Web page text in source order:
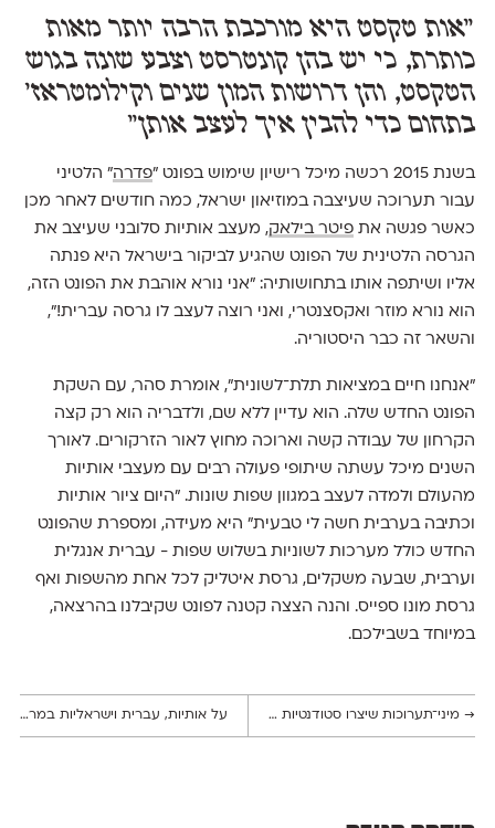
״אות טקסט היא מורכבת הרבה יותר מאות
כותרת, כי יש בהן קונטרסט וצבע שונה בגוש
הטקסט, והן דרושות המון שנים וקילומטראז׳
בתחום כדי להבין איך לעצב אותן״
בשנת 2015 רכשה מיכל רישיון שימוש בפונט ״ פדרה״ הלטיני
עבור תערוכה שעיצבה במוזיאון ישראל, כמה חודשים לאחר מכן
כאשר פגשה את פיטר בילאק, מעצב אותיות סלובני שעיצב את
הגרסה הלטינית של הפונט שהגיע לביקור בישראל היא פנתה
אליו ושיתפה אותו בתחושותיה: ״אני נורא אוהבת את הפונט הזה,
הוא נורא מוזר ואקסצנטרי, ואני רוצה לעצב לו גרסה עברית!״,
והשאר זה כבר היסטוריה.
״אנחנו חיים במציאות תלת־לשונית״, אומרת סהר, עם השקת
הפונט החדש שלה. הוא עדיין ללא שם, ולדבריה הוא רק קצה
הקרחון של עבודה קשה וארוכה מחוץ לאור הזרקורים. לאורך
השנים מיכל עשתה שיתופי פעולה רבים עם מעצבי אותיות
מהעולם ולמדה לעצב במגוון שפות שונות. ״היום ציור אותיות
וכתיבה בערבית חשה לי טבעית״ היא מעידה, ומספרת שהפונט
החדש כולל מערכות לשוניות בשלוש שפות - עברית אנגלית
וערבית, שבעה משקלים, גרסת איטליק לכל אחת מהשפות ואף
גרסת מונו ספייס. והנה הצצה קטנה לפונט שקיבלנו בהרצאה,
במיוחד בשבילכם.
→מיני־תערוכות שיצרו סטודנטיות לאוצרוּת בשנקר מעניקות מבט מרענן לגרפיקה של פעם – חלק ב׳ על אותיות, עברית וישראליות במרחבי ברלין